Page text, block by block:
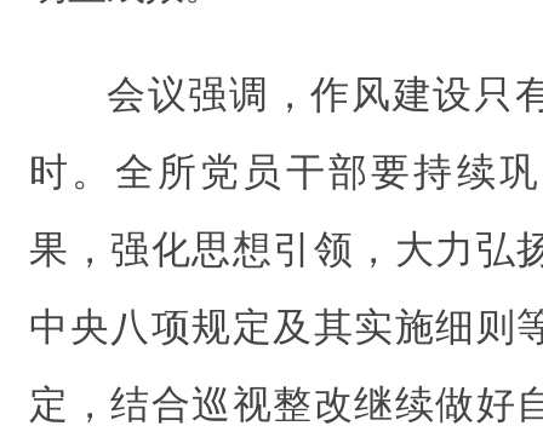
会议强调，作风建设只
时。全所党员干部要持续
果，强化思想引领，大力弘
中央八项规定及其实施细则
定，结合巡视整改继续做好